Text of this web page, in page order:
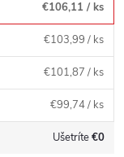
€106,11 / ks
€103,99 / ks
€101,87 / ks
€99,74/ ks
Ušetríte€0